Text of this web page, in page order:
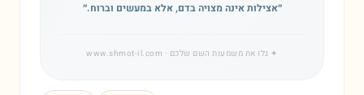
״אצילות אינה מצויה בדם, אלא במעשים וברוח.״
✦ גלו את משמעות השם שלכם · www.shmot-il.com